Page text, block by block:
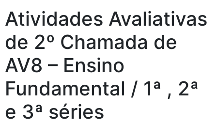
Atividades Avaliativas
de 2º Chamada de
AV8 – Ensino
Fundamental / 1ª , 2ª
e 3ª séries